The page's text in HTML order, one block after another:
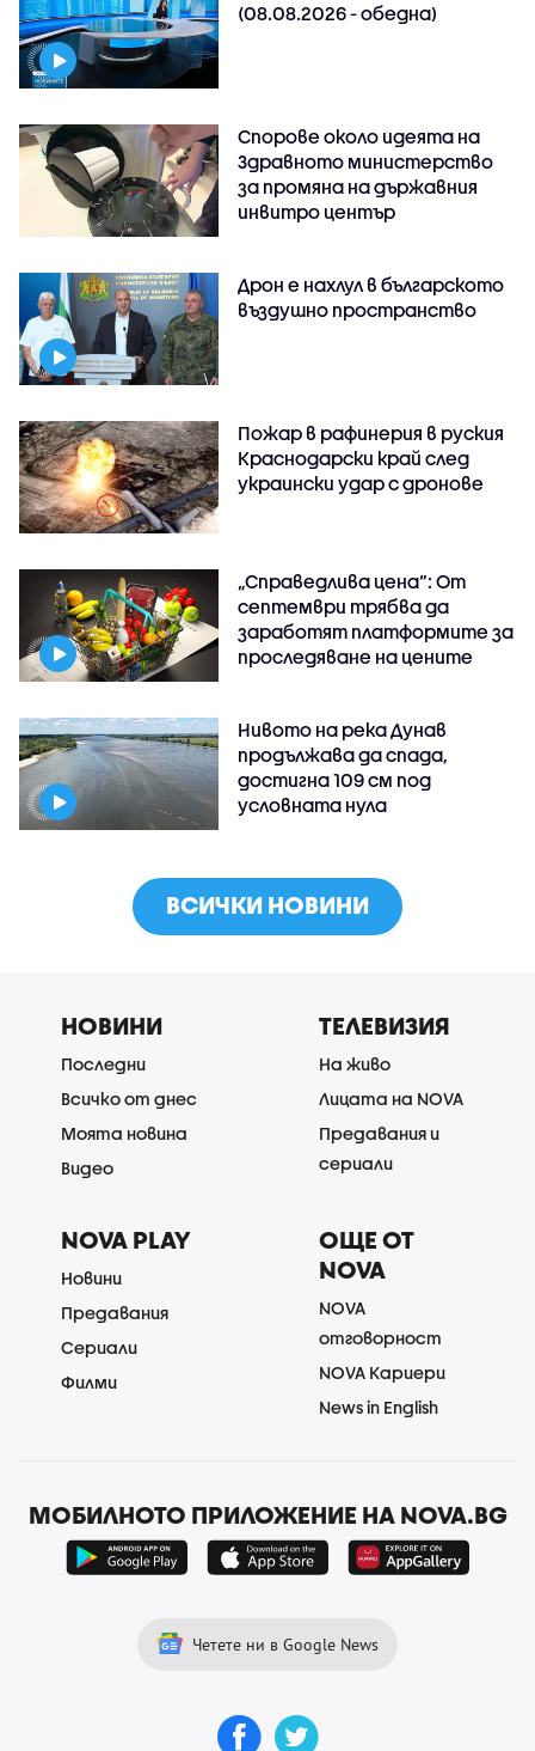
(08.08.2026 - обедна)
Спорове около идеята на
Здравното министерство
за промяна на държавния
инвитро център
Дрон е нахлул в българското
въздушно пространство
Пожар в рафинерия в руския
Краснодарски край след
украински удар с дронове
„Справедлива цена“: От
септември трябва да
заработят платформите за
проследяване на цените
Нивото на река Дунав
продължава да спада,
достигна 109 см под
условната нула
ВСИЧКИ НОВИНИ
НОВИНИ
Последни
Всичко от днес
Моята новина
Видео
ТЕЛЕВИЗИЯ
На живо
Лицата на NOVA
Предавания и
сериали
NOVA PLAY
Новини
Предавания
Сериали
Филми
ОЩЕ ОТ
NOVA
NOVA
отговорност
NOVA Кариери
News in English
МОБИЛНОТО ПРИЛОЖЕНИЕ НА NOVA.BG
Четете ни в Google News